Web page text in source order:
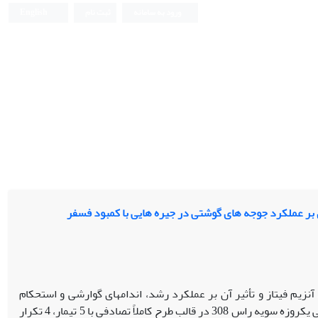
بر عملکرد جوجه های گوشتی در جیره هایی با کمبود فسفر
آنزیم فیتاز و تأثیر آن بر عملکرد رشد، اندام­های گوارشی و استحکام
استخوان درشت­نی در جوجه‌های گوشتی انجام گرفت. این آزمایش با 200 قطعه جوجه­گوشتی یک­روزه سویه راس 308 در قالب طرح کاملاً تصادفی با 5 تیمار، 4 تکرار